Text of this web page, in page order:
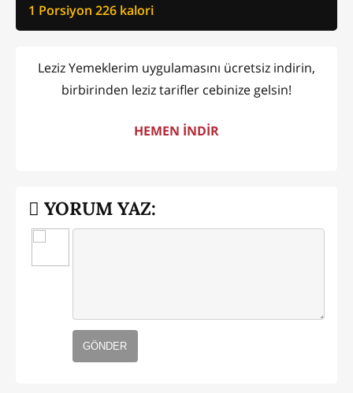
1 Porsiyon 226 kalori
Leziz Yemeklerim uygulamasını ücretsiz indirin,
birbirinden leziz tarifler cebinize gelsin!
HEMEN İNDİR
YORUM YAZ:
GÖNDER